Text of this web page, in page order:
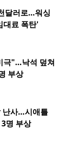
달러로…워싱
대료 폭탄'
극"…낙석 덮쳐
부상
난사…시애틀
명 부상